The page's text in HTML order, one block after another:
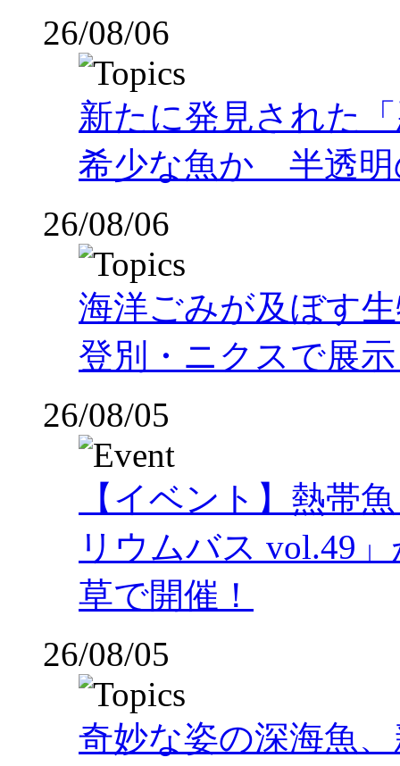
26/08/06
新たに発見された
希少な魚か 半透明
26/08/06
海洋ごみが及ぼす
登別・ニクスで展
26/08/05
【イベント】熱帯
リウムバス vol.49
草で開催！
26/08/05
奇妙な姿の深海魚